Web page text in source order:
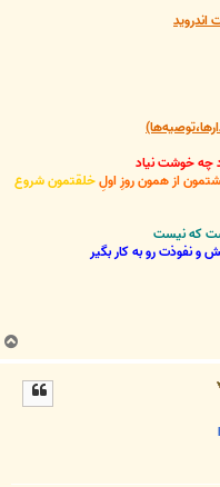
اندروید
چه خوشت نیاد
از همون روزِ اولِخلقتمون شروع
که نیست
و نفوذت رو به کار بگیر